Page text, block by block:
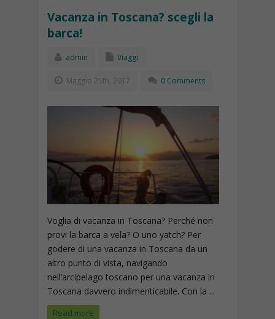
Vacanza in Toscana? scegli la
barca!
admin Viaggi
Maggio 25th, 2017 0 Comments
Voglia di vacanza in Toscana? Perché non
provi la barca a vela? O uno yatch? Per
godere di una vacanza in Toscana da un
altro punto di vista, navigando
nell’arcipelago toscano per una vacanza in
Toscana davvero indimenticabile. Con la ...
Read more